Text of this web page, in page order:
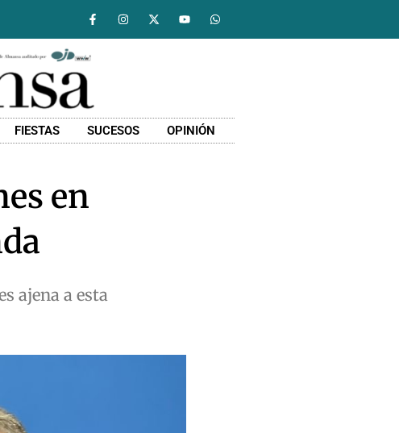
FIESTAS SUCESOS OPINIÓN
en
ajena a esta